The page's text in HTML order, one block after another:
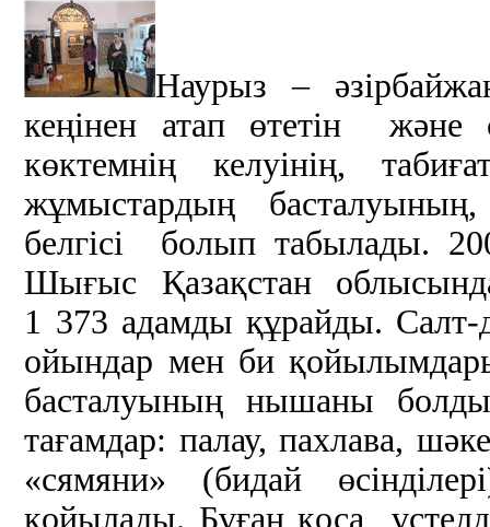
Наурыз –
кеңінен атап өтетін және
көктемнің келуінің,
жұмыстардың
белгісі болып табылады.
Шығыс Қазақстан
1 373 адамды құрайды. Салт-
ойындар мен би
басталуының нышаны
тағамдар: палау, пахлава,
«сямяни» (бидай
қойылады. Бұған қоса